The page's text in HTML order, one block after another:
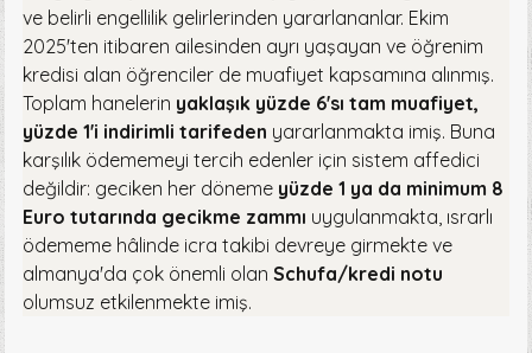
ve belirli engellilik gelirlerinden yararlananlar. Ekim
2025'ten itibaren ailesinden ayrı yaşayan ve öğrenim
kredisi alan öğrenciler de muafiyet kapsamına alınmış.
Toplam hanelerin yaklaşık yüzde 6'sı tam muafiyet,
yüzde 1'i indirimli tarifeden yararlanmakta imiş. Buna
karşılık ödememeyi tercih edenler için sistem affedici
değildir: geciken her döneme yüzde 1 ya da minimum 8
Euro tutarında gecikme zammı uygulanmakta, ısrarlı
ödememe hâlinde icra takibi devreye girmekte ve
almanya'da çok önemli olanSchufa/kredi notu
olumsuz etkilenmekte imiş.